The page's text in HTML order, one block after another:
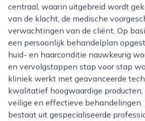
centraal, waarin uitgebreid wordt
van de klacht, de medische
verwachtingen van de cliënt. Op
een persoonlijk behandelplan
huid- en haarconditie nauwkeurig
en vervolgstappen stap voor stap
kliniek werkt met geavanceerde
kwalitatief hoogwaardige
veilige en effectieve behandelingen.
bestaat uit gespecialiseerde